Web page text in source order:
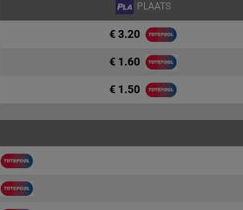
PLAATS
€ 3.20
€ 1.60
€ 1.50